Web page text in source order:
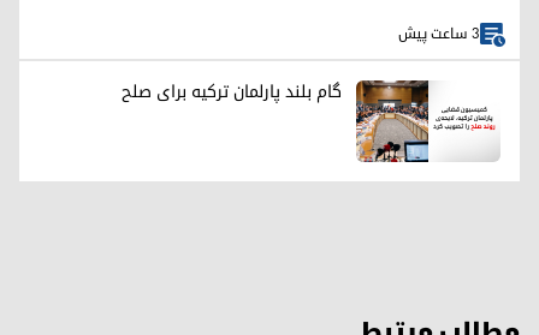
3 ساعت پیش
گام بلند پارلمان ترکیه برای صلح